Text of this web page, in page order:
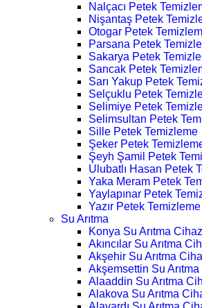
Nalçacı Petek
Nişantaş Petek
Otogar Petek
Parsana Petek
Sakarya Petek
Sancak Petek
Sarı Yakup Petek
Selçuklu Petek
Selimiye Petek
Selimsultan Petek
Sille Petek Temizleme
Şeker Petek
Şeyh Şamil Petek
Ulubatlı Hasan Petek
Yaka Meram Petek
Yaylapınar Petek
Yazır Petek Temizleme
Su Arıtma
Konya Su Arıtma
Akıncılar Su Arıtma
Akşehir Su Arıtma
Akşemsettin Su Arıtma
Alaaddin Su Arıtma
Alakova Su Arıtma